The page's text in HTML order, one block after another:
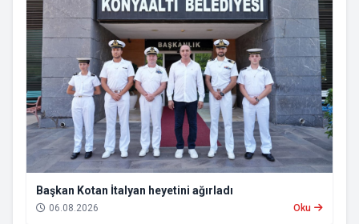
Başkan Kotan İtalyan heyetini ağırladı
06.08.2026 Oku